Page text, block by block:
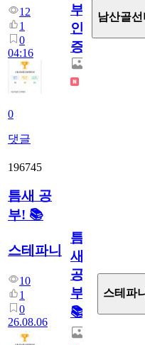
12
1
0
04:16
0
댓글
부
인
증
남산골선
196745
틈새 공
부! 📚
스테파니
10
1
0
26.08.06
틈
새
공
부!
📚
스테파니